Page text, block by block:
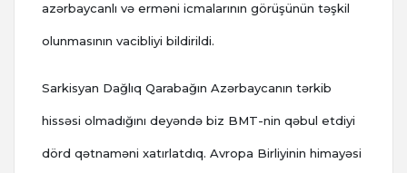
azərbaycanlı və erməni icmalarının görüşünün təşkil
olunmasının vacibliyi bildirildi.
Sarkisyan Dağlıq Qarabağın Azərbaycanın tərkib
hissəsi olmadığını deyəndə biz BMT-nin qəbul etdiyi
dörd qətnaməni xatırlatdıq. Avropa Birliyinin himayəsi